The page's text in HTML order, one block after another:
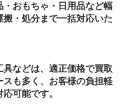
おもちゃ・日用品など幅
・処分まで一括対応いた
などは、適正価格で買取
も多く、お客様の負担軽
可能です。